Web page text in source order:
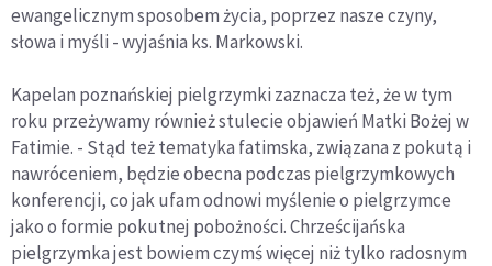
ewangelicznym sposobem życia, poprzez nasze czyny,
słowa i myśli - wyjaśnia ks. Markowski.
Kapelan poznańskiej pielgrzymki zaznacza też, że w tym
roku przeżywamy również stulecie objawień Matki Bożej w
Fatimie. - Stąd też tematyka fatimska, związana z pokutą i
nawróceniem, będzie obecna podczas pielgrzymkowych
konferencji, co jak ufam odnowi myślenie o pielgrzymce
jako o formie pokutnej pobożności. Chrześcijańska
pielgrzymka jest bowiem czymś więcej niż tylko radosnym